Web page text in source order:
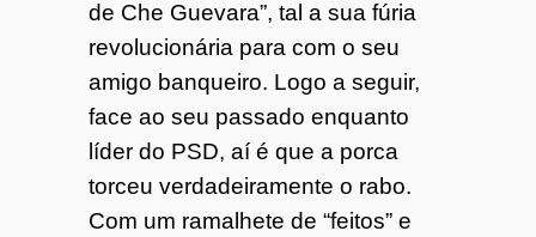
de Che Guevara”, tal a sua fúria
revolucionária para com o seu
amigo banqueiro. Logo a seguir,
face ao seu passado enquanto
líder do PSD, aí é que a porca
torceu verdadeiramente o rabo.
Com um ramalhete de “feitos” e